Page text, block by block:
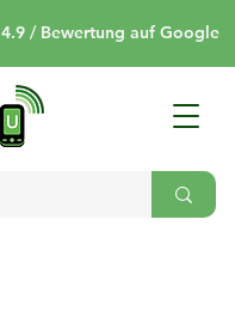
4.9 / Bewertung auf Google